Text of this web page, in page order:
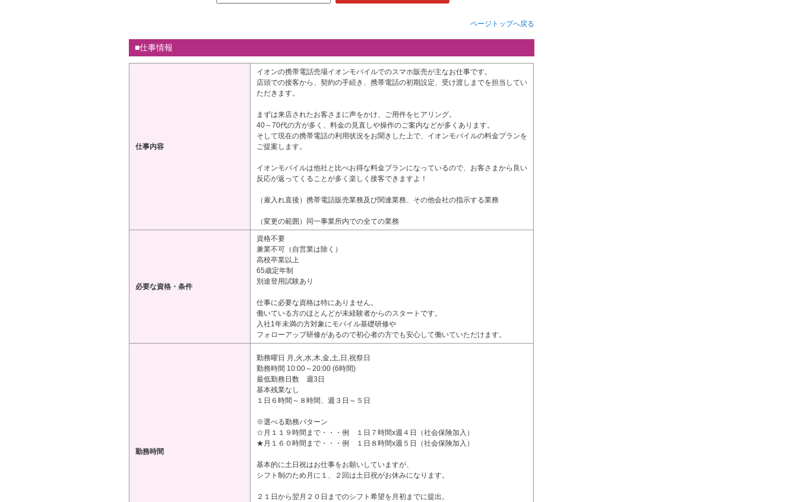
ページトップへ戻る
■仕事情報
仕事内容
イオンの携帯電話売場イオンモバイルでのスマホ販売が主なお仕事です。
店頭での接客から、契約の手続き、携帯電話の初期設定、受け渡しまでを担当してい
ただきます。
まずは来店されたお客さまに声をかけ、ご用件をヒアリング。
40～70代の方が多く、料金の見直しや操作のご案内などが多くあります。
そして現在の携帯電話の利用状況をお聞きした上で、イオンモバイルの料金プランを
ご提案します。
イオンモバイルは他社と比べお得な料金プランになっているので、お客さまから良い
反応が返ってくることが多く楽しく接客できますよ！
（雇入れ直後）携帯電話販売業務及び関連業務、その他会社の指示する業務
（変更の範囲）同一事業所内での全ての業務
必要な資格・条件
資格不要
兼業不可（自営業は除く）
高校卒業以上
65歳定年制
別途登用試験あり
仕事に必要な資格は特にありません。
働いている方のほとんどが未経験者からのスタートです。
入社1年未満の方対象にモバイル基礎研修や
フォローアップ研修があるので初心者の方でも安心して働いていただけます。
勤務時間
勤務曜日 月,火,水,木,金,土,日,祝祭日
勤務時間 10:00～20:00 (6時間)
最低勤務日数 週3日
基本残業なし
１日６時間～８時間、週３日～５日
※選べる勤務パターン
☆月１１９時間まで・・・例 １日７時間x週４日（社会保険加入）
★月１６０時間まで・・・例 １日８時間x週５日（社会保険加入）
基本的に土日祝はお仕事をお願いしていますが、
シフト制のため月に１、２回は土日祝がお休みになります。
２１日から翌月２０日までのシフト希望を月初までに提出。